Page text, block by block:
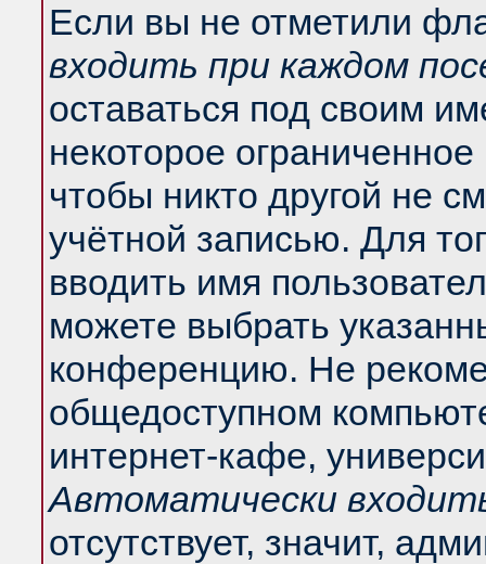
Если вы не отметили
входить при каждом
оставаться под своим
некоторое
чтобы никто другой не
учётной записью. Для
вводить имя
можете выбрать
конференцию. Не
общедоступном
интернет-кафе,
Автоматически
отсутствует, значит,